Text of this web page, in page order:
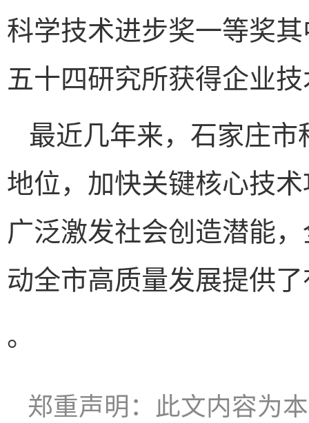
科学技术进步奖一等奖
五十四研究所获得企业
最近几年来，石家庄
地位，加快关键核心技
广泛激发社会创造潜能
动全市高质量发展提供
。
郑重声明：此文内容为